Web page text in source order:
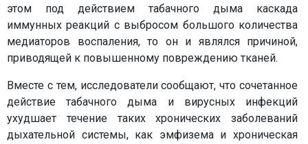
этом под действием табачного дыма каскада
иммунных реакций с выбросом большого количества
медиаторов воспаления, то он и являлся причиной,
приводящей к повышенному повреждению тканей.
Вместе с тем, исследователи сообщают, что сочетанное
действие табачного дыма и вирусных инфекций
ухудшает течение таких хронических заболеваний
дыхательной системы, как эмфизема и хроническая